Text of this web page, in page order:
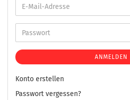
ANMELDEN
Konto erstellen
Passwort vergessen?